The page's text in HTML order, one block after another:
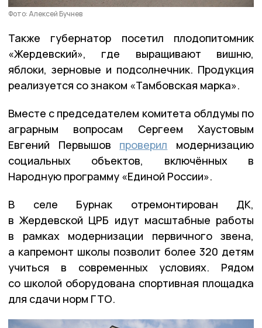
Фото: Алексей Бучнев
Также губернатор посетил плодопитомник
«Жердевский», где выращивают вишню,
яблоки, зерновые и подсолнечник. Продукция
реализуется со знаком «Тамбовская марка».
Вместе с председателем комитета облдумы по
аграрным вопросам Сергеем Хаустовым
Евгений Первышов проверил модернизацию
социальных объектов, включённых в
Народную программу «Единой России».
В селе Бурнак отремонтирован ДК,
в Жердевской ЦРБ идут масштабные работы
в рамках модернизации первичного звена,
а капремонт школы позволит более 320 детям
учиться в современных условиях. Рядом
со школой оборудована спортивная площадка
для сдачи норм ГТО.